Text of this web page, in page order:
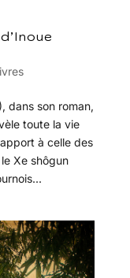
dans son roman,
toute la vie
à celle des
Xe shôgun